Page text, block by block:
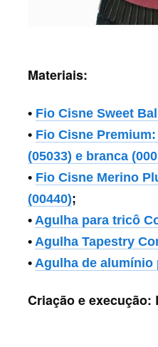
Materiais:
• Fio Cisne Sweet
• Fio Cisne
(05033) e branca
• Fio Cisne Merino
(00440);
• Agulha para tricô
• Agulha Tapestry
• Agulha de alumínio
Criação e execução: